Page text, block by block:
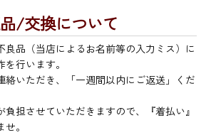
/交換について
品（当店によるお名前等の入力ミス）に
行います。
絡いただき、「一週間以内にご返送」くだ
負担させていただきますので、『着払い』
。